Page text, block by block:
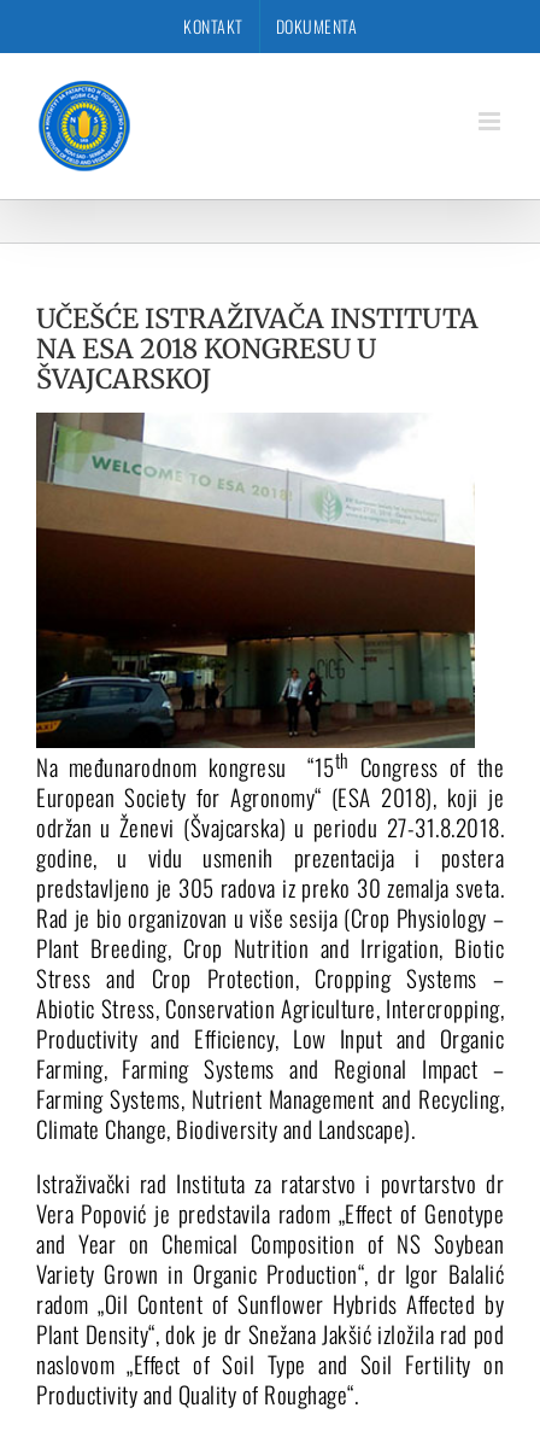
KONTAKT DOKUMENTA
UČEŠĆE ISTRAŽIVAČA INSTITUTA
NA ESA 2018 KONGRESU U
ŠVAJCARSKOJ
Na međunarodnom kongresu “15th Congress of the
European Society for Agronomy“ (ESA 2018), koji je
održan u Ženevi (Švajcarska) u periodu 27-31.8.2018.
godine, u vidu usmenih prezentacija i postera
predstavljeno je 305 radova iz preko 30 zemalja sveta.
Rad je bio organizovan u više sesija (Crop Physiology –
Plant Breeding, Crop Nutrition and Irrigation, Biotic
Stress and Crop Protection, Cropping Systems –
Abiotic Stress, Conservation Agriculture, Intercropping,
Productivity and Efficiency, Low Input and Organic
Farming, Farming Systems and Regional Impact –
Farming Systems, Nutrient Management and Recycling,
Climate Change, Biodiversity and Landscape).
Istraživački rad Instituta za ratarstvo i povrtarstvo dr
Vera Popović je predstavila radom „Effect of Genotype
and Year on Chemical Composition of NS Soybean
Variety Grown in Organic Production“, dr Igor Balalić
radom „Oil Content of Sunflower Hybrids Affected by
Plant Density“, dok je dr Snežana Jakšić izložila rad pod
naslovom „Effect of Soil Type and Soil Fertility on
Productivity and Quality of Roughage“.